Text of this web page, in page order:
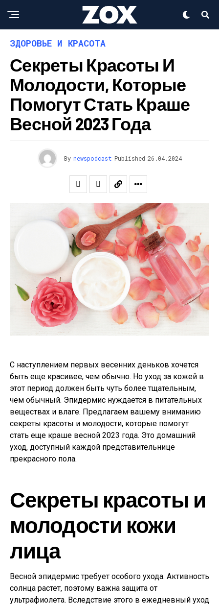
ЗДОРОВЬЕ И КРАСОТА
Секреты Красоты И
Молодости, Которые
Помогут Стать Краше
Весной 2023 Года
By newspodcast Published 26.04.2024
С наступлением первых весенних деньков хочется
быть еще красивее, чем обычно. Но уход за кожей в
этот период должен быть чуть более тщательным,
чем обычный. Эпидермис нуждается в питательных
веществах и влаге. Предлагаем вашему вниманию
секреты красоты и молодости, которые помогут
стать еще краше весной 2023 года. Это домашний
уход, доступный каждой представительнице
прекрасного пола.
Секреты красоты и
молодости кожи
лица
Весной эпидермис требует особого ухода. Активность
солнца растет, поэтому важна защита от
ультрафиолета. Вследствие этого в ежедневный уход